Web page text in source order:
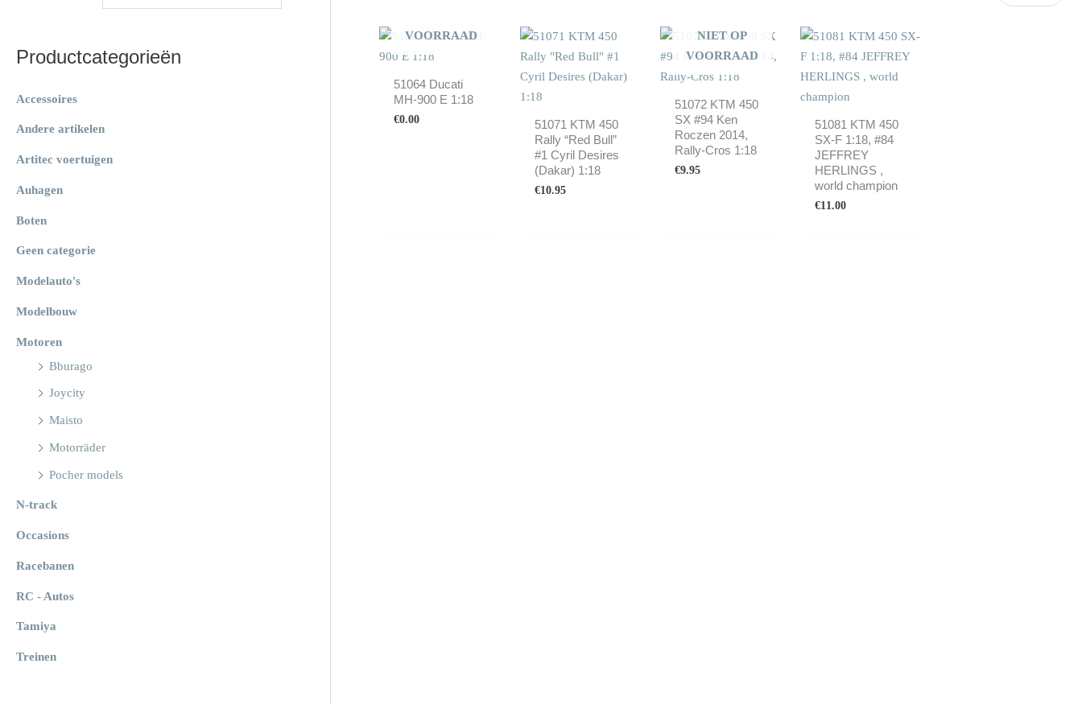
:Productcategorieën
Accessoires
Andere artikelen
Artitec voertuigen
Auhagen
Boten
Geen categorie
Modelauto's
Modelbouw
Motoren
Bburago
Joycity
Maisto
Motorräder
Pocher models
N-track
Occasions
Racebanen
RC - Autos
Tamiya
Treinen
VOORRAAD
51064 Ducati
MH-900 E 1:18
€0.00
51071 KTM 450
Rally “Red Bull”
#1 Cyril Desires
(Dakar) 1:18
€10.95
NIET OP
VOORRAAD
51072 KTM 450
SX #94 Ken
Roczen 2014,
Rally-Cros 1:18
€9.95
51081 KTM 450
SX-F 1:18, #84
JEFFREY
HERLINGS ,
world champion
€11.00